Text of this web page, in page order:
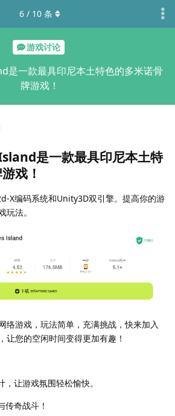
游戏讨论
是一款最具印尼本土特色的多米诺骨
牌游戏！
6 / 10 条
是一款最具印尼本土特
戏！
X编码系统和Unity3D双引擎。提高你的游
法。
络游戏，玩法简单，充满挑战，快来加入
让您的空闲时间变得更加有趣！
让游戏氛围轻松愉快。
传奇战斗！